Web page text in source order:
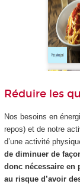
Réduire les
Nos besoins en
repos) et de notre
d’une activité
de diminuer de
donc nécessaire en
au risque d’avoir